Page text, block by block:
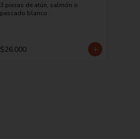
3 piezas de atún, salmón o
pescado blanco.
$26.000